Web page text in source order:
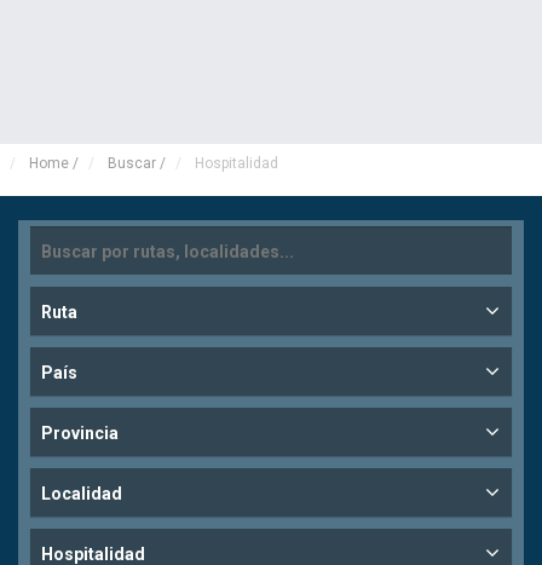
Home / Buscar / Hospitalidad
Ruta
País
Provincia
Localidad
Hospitalidad